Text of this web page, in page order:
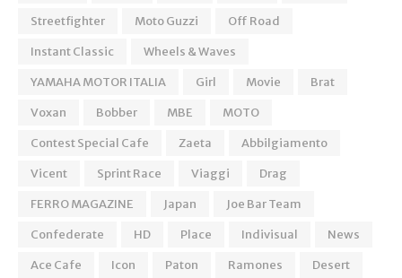
Streetfighter
Moto Guzzi
Off Road
Instant Classic
Wheels & Waves
YAMAHA MOTOR ITALIA
Girl Movie
Brat
Voxan
Bobber MBE
MOTO
Contest Special Cafe
Zaeta
Abbilgiamento
Vicent
Sprint Race Viaggi
Drag
FERRO MAGAZINE
Japan
Joe Bar Team
Confederate
HD Place Indivisual
News
Ace Cafe
Icon Paton Ramones
Desert